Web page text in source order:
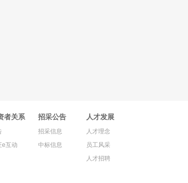
者关系
e互动
招采公告
招采信息
中标信息
人才发展
人才理念
员工风采
人才招聘